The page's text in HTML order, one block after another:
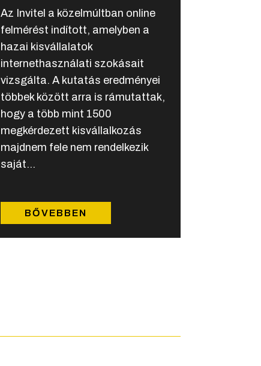
Az Invitel a közelmúltban online
felmérést indított, amelyben a
hazai kisvállalatok
internethasználati szokásait
vizsgálta. A kutatás eredményei
többek között arra is rámutattak,
hogy a több mint 1500
megkérdezett kisvállalkozás
majdnem fele nem rendelkezik
saját...
BŐVEBBEN